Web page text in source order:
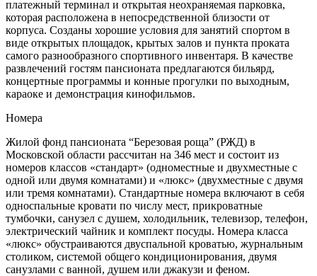
платежный терминал и открытая неохраняемая парковка,
которая расположена в непосредственной близости от
корпуса. Созданы хорошие условия для занятий спортом в
виде открытых площадок, крытых залов и пункта проката
самого разнообразного спортивного инвентаря. В качестве
развлечений гостям пансионата предлагаются бильярд,
концертные программы и конные прогулки по выходным,
караоке и демонстрация кинофильмов.
Номера
Жилой фонд пансионата “Березовая роща” (РЖД) в
Московской области рассчитан на 346 мест и состоит из
номеров классов «стандарт» (одноместные и двухместные с
одной или двумя комнатами) и «люкс» (двухместные с двумя
или тремя комнатами). Стандартные номера включают в себя
односпальные кровати по числу мест, прикроватные
тумбочки, санузел с душем, холодильник, телевизор, телефон,
электрический чайник и комплект посуды. Номера класса
«люкс» обустраиваются двуспальной кроватью, журнальным
столиком, системой общего кондиционирования, двумя
санузлами с ванной, душем или джакузи и феном.